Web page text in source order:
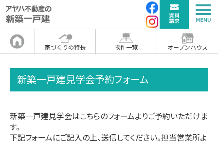
家づくりの特長 物件一覧 オープンハウス
新築一戸建見学会予約フォーム
新築一戸建見学会はこちらのフォームよりご予約いただけま
す。
下記フォームにご記入の上、送信してください。担当営業所よ